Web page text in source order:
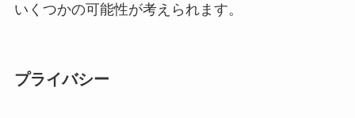
いくつかの可能性が考えられます。
プライバシー